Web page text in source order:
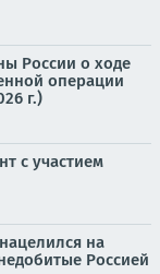
России о ходе
операции
г.)
с участием
на
Россией